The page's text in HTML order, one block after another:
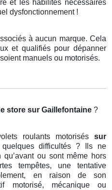
et les habilités nécessaires
dysfonctionnement !
à aucun marque. Cela
et qualifiés pour dépanner
manuels ou motorisés.
store sur Gaillefontaine ?
roulants motorisés sur
quelques difficultés ? Ils ne
ou sont même hors
tempêtes, une tentative
en raison de son
motorisé, mécanique ou